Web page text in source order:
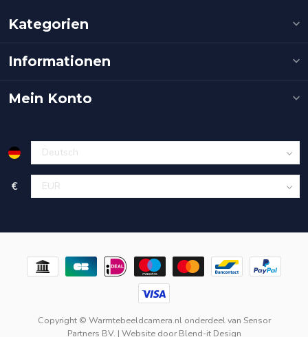
Kategorien
Informationen
Mein Konto
€
Copyright © Warmtebeeldcamera.nl onderdeel van Sensor
Partners BV. | Website doorBlend-it Design